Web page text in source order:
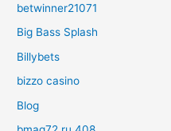
betwinner21071
Big Bass Splash
Billybets
bizzo casino
Blog